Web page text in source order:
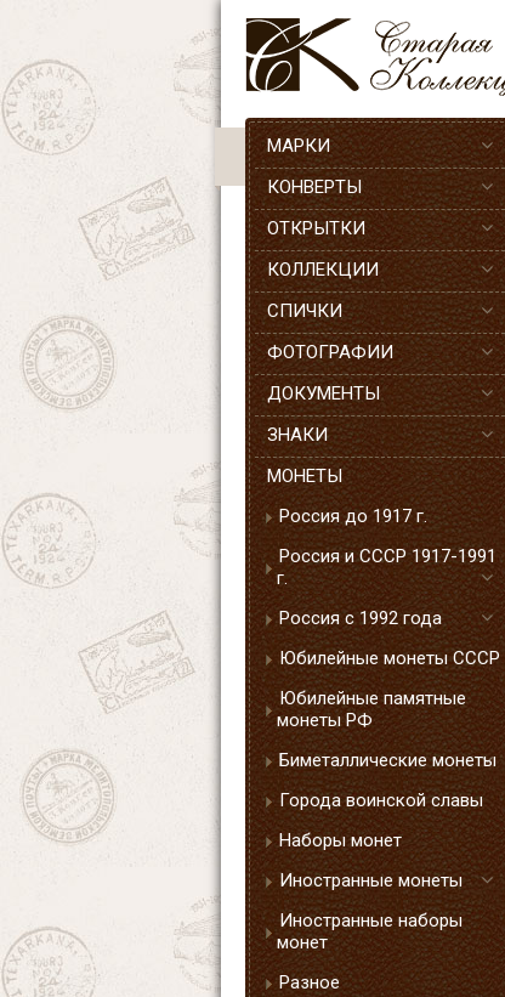
МАРКИ
КОНВЕРТЫ
ОТКРЫТКИ
КОЛЛЕКЦИИ
СПИЧКИ
ФОТОГРАФИИ
ДОКУМЕНТЫ
ЗНАКИ
МОНЕТЫ
Россия до 1917 г.
Россия и СССР 1917-1991
г.
Россия с 1992 года
Юбилейные монеты СССР
Юбилейные памятные
монеты РФ
Биметаллические монеты
Города воинской славы
Наборы монет
Иностранные монеты
Иностранные наборы
монет
Разное